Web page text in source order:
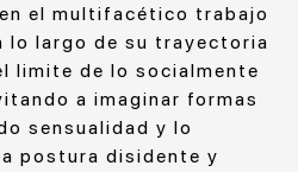
el multifacético trabajo
lo largo de su trayectoria
limite de lo socialmente
a imaginar formas
sensualidad y lo
postura disidente y